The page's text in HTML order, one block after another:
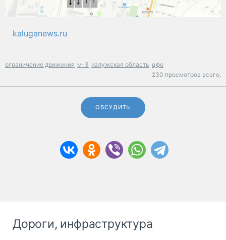
kaluganews.ru
ограничение движения м-3 калужская область цфо
230 просмотров всего.
ОБСУДИТЬ
Дороги, инфраструктура